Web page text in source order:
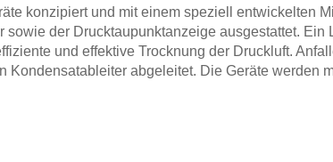
konzipiert und mit einem speziell entwickelten
der Drucktaupunktanzeige ausgestattet.
und effektive Trocknung der Druckluft.
Kondensatableiter abgeleitet. Die Geräte werden